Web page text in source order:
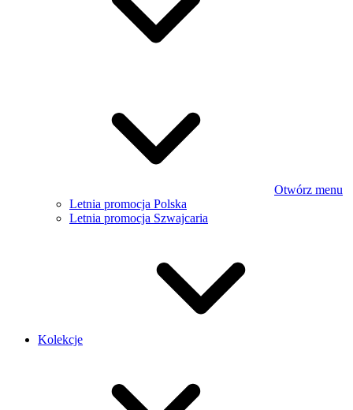
Otwórz menu
Letnia promocja Polska
Letnia promocja Szwajcaria
Kolekcje